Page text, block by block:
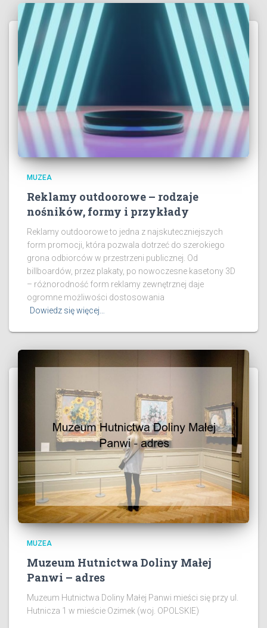
MUZEA
Reklamy outdoorowe – rodzaje
nośników, formy i przykłady
Reklamy outdoorowe to jedna z najskuteczniejszych
form promocji, która pozwala dotrzeć do szerokiego
grona odbiorców w przestrzeni publicznej. Od
billboardów, przez plakaty, po nowoczesne kasetony 3D
– różnorodność form reklamy zewnętrznej daje
ogromne możliwości dostosowania
Dowiedz się więcej…
MUZEA
Muzeum Hutnictwa Doliny Małej
Panwi – adres
Muzeum Hutnictwa Doliny Małej Panwi mieści się przy ul.
Hutnicza 1 w mieście Ozimek (woj. OPOLSKIE)